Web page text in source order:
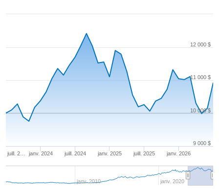
janv. 2025
juill. 2… janv. 2024 juill. 2024 juill. 2025 janv. 2026
janv. 2010 janv. 2020
10 000 $
9 000 $
11 000 $
12 000 $